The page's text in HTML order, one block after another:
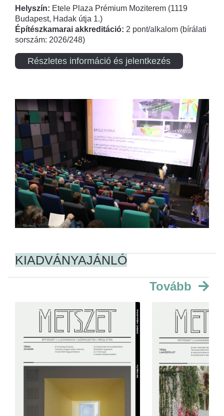
Helyszín: Etele Plaza Prémium Moziterem (1119
Budapest, Hadak útja 1.)
Építészkamarai akkreditáció: 2 pont/alkalom (bírálati
sorszám: 2026/248)
Részletes információ és jelentkezés
KIADVÁNYAJÁNLÓ
Tovább